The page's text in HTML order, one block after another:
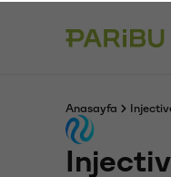
Anasayfa